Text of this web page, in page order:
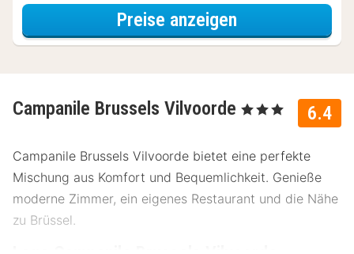
Preise anzeigen
6.4
Campanile Brussels Vilvoorde , 3 Sterne
Campanile Brussels Vilvoorde bietet eine perfekte
Mischung aus Komfort und Bequemlichkeit. Genieße
moderne Zimmer, ein eigenes Restaurant und die Nähe
zu Brüssel.